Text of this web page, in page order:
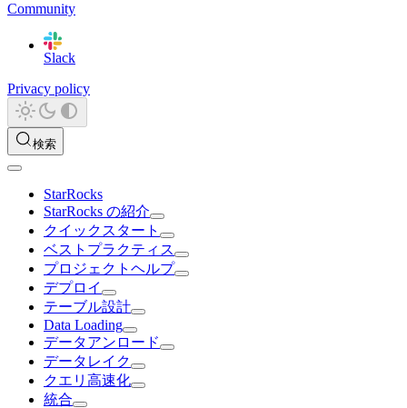
Community
Slack
Privacy policy
検索
StarRocks
StarRocks の紹介
クイックスタート
ベストプラクティス
プロジェクトヘルプ
デプロイ
テーブル設計
Data Loading
データアンロード
データレイク
クエリ高速化
統合